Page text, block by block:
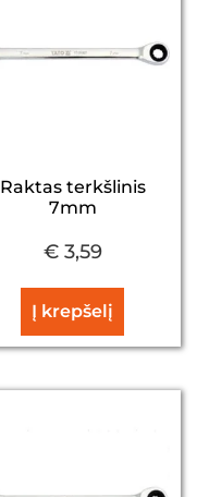
Raktas terkšlinis
7mm
€3,59
Į krepšelį